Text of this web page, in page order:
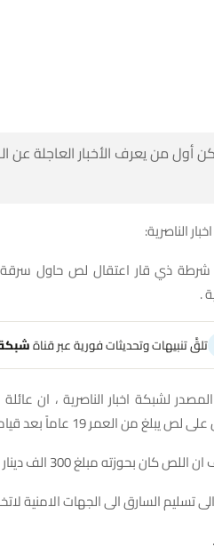
أول من يعرف الأخبار العاجلة عن
الناصرية:
.
تلقَّ تنبيهات وتحديثات فورية عبر قناةشبكة
لشبكة اخبار الناصرية ، ان
من العمر 19 عاماً بعد قيامه بعملية سطو على منزلهم.
مبلغ 300 الف دينار اضافة الى 20 حمامة حاول سرقتها من المنزل.
تسليم السارق الى الجهات الامنية